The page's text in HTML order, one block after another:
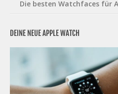
Die besten Watchfaces für
DEINE NEUE APPLE WATCH